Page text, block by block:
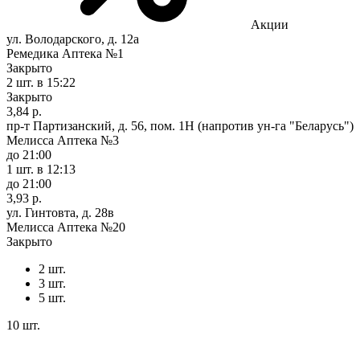
Акции
ул. Володарского, д. 12а
Ремедика Аптека №1
Закрыто
2 шт. в 15:22
Закрыто
3,84 р.
пр-т Партизанский, д. 56, пом. 1Н (напротив ун-га "Беларусь")
Мелисса Аптека №3
до 21:00
1 шт. в 12:13
до 21:00
3,93 р.
ул. Гинтовта, д. 28в
Мелисса Аптека №20
Закрыто
2 шт.
3 шт.
5 шт.
10 шт.